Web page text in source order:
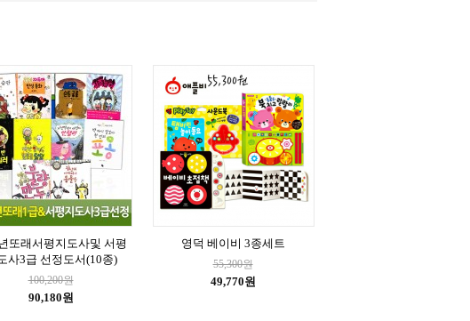
또래서평지도사및 서평
사3급 선정도서(10종)
100,200원
90,180원
영덕 베이비 3종세트
55,300원
49,770원